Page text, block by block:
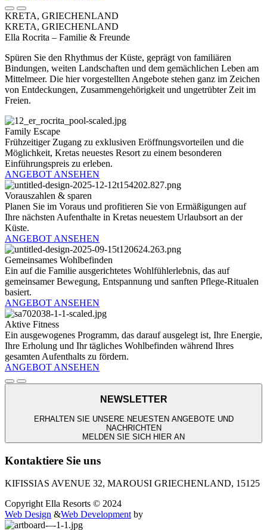
KRETA, GRIECHENLAND
KRETA, GRIECHENLAND
Ella Rocrita – Familie & Freunde
Spüren Sie den Rhythmus der Küste, geprägt von familiären
Bindungen, weiten Landschaften und dem gemächlichen Leben am
Mittelmeer. Die hier vorgestellten Angebote stehen ganz im Zeichen
von Entdeckungen, Zusammengehörigkeit und ungetrübter Zeit im
Freien.
Family Escape
Frühzeitiger Zugang zu exklusiven Eröffnungsvorteilen und die
Möglichkeit, Kretas neuestes Resort zu einem besonderen
Einführungspreis zu erleben.
ANGEBOT ANSEHEN
Vorauszahlen & sparen
Planen Sie im Voraus und profitieren Sie von Ermäßigungen auf
Ihre nächsten Aufenthalte in Kretas neuestem Urlaubsort an der
Küste.
ANGEBOT ANSEHEN
Gemeinsames Wohlbefinden
Ein auf die Familie ausgerichtetes Wohlfühlerlebnis, das auf
gemeinsamer Bewegung, Entspannung und sanften Pflege-Ritualen
basiert.
ANGEBOT ANSEHEN
Aktive Fitness
Ein ausgewogenes Programm, das darauf ausgelegt ist, Ihre Energie,
Ihre Erholung und Ihr tägliches Wohlbefinden während Ihres
gesamten Aufenthalts zu fördern.
ANGEBOT ANSEHEN
NEWSLETTER
ERHALTEN SIE UNSERE NEUESTEN ANGEBOTE UND
NACHRICHTEN
MELDEN SIE SICH HIER AN
Kontaktiere Sie uns
KIFISSIAS AVENUE 32, MAROUSI GRIECHENLAND, 15125
Copyright Ella Resorts © 2024
Web Design &Web Development by